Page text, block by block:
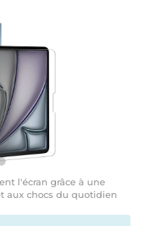
l'écran grâce à une
aux chocs du quotidien